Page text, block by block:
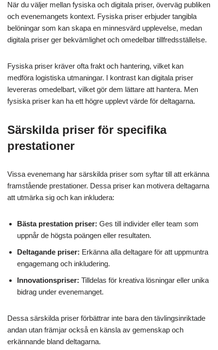
När du väljer mellan fysiska och digitala priser, överväg publiken
och evenemangets kontext. Fysiska priser erbjuder tangibla
belöningar som kan skapa en minnesvärd upplevelse, medan
digitala priser ger bekvämlighet och omedelbar tillfredsställelse.
Fysiska priser kräver ofta frakt och hantering, vilket kan
medföra logistiska utmaningar. I kontrast kan digitala priser
levereras omedelbart, vilket gör dem lättare att hantera. Men
fysiska priser kan ha ett högre upplevt värde för deltagarna.
Särskilda priser för specifika
prestationer
Vissa evenemang har särskilda priser som syftar till att erkänna
framstående prestationer. Dessa priser kan motivera deltagarna
att utmärka sig och kan inkludera:
Bästa prestation priser: Ges till individer eller team som
uppnår de högsta poängen eller resultaten.
Deltagande priser: Erkänna alla deltagare för att uppmuntra
engagemang och inkludering.
Innovationspriser: Tilldelas för kreativa lösningar eller unika
bidrag under evenemanget.
Dessa särskilda priser förbättrar inte bara den tävlingsinriktade
andan utan främjar också en känsla av gemenskap och
erkännande bland deltagarna.